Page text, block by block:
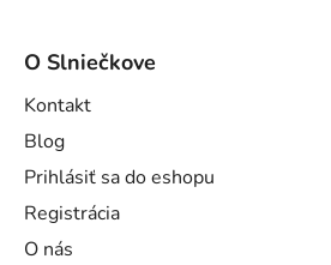
O Slniečkove
Kontakt
Blog
Prihlásiť sa do eshopu
Registrácia
O nás